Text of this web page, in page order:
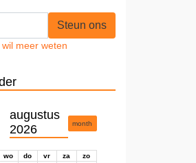
Steun ons
wil meer weten
augustus
2026
month
wo do vr za
zo